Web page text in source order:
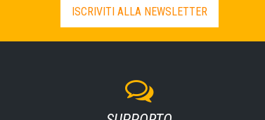
ISCRIVITI ALLA NEWSLETTER